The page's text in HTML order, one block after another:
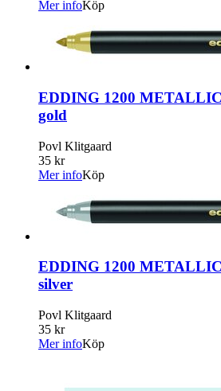
Mer infoKöp
EDDING 1200
gold
Povl Klitgaard
35 kr
Mer infoKöp
EDDING 1200
silver
Povl Klitgaard
35 kr
Mer infoKöp